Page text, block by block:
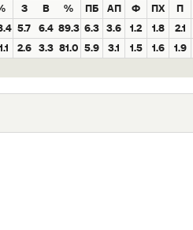
З В % ПБ АП Ф ПХ П
5.7 6.4 89.3 6.3 3.6 1.2 1.8 2.1
2.6 3.3 81.0 5.9 3.1 1.5 1.6 1.9